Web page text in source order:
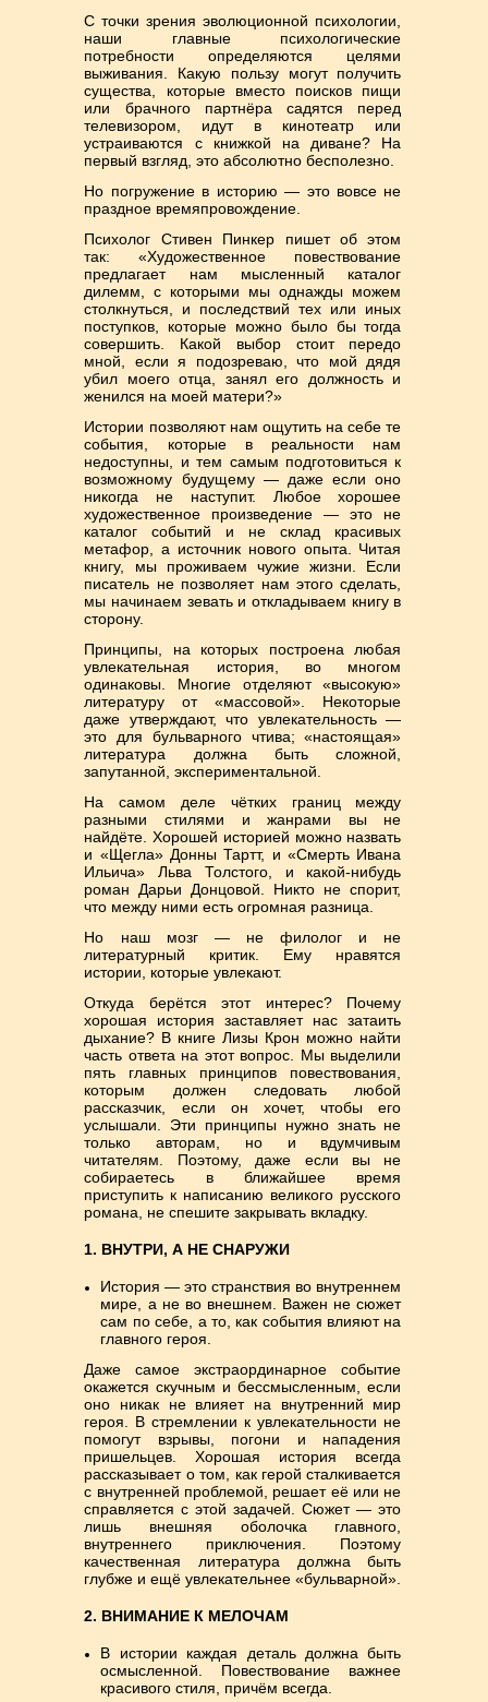
С точки зрения эволюционной психологии,
наши главные психологические
потребности определяются целями
выживания. Какую пользу могут получить
существа, которые вместо поисков пищи
или брачного партнёра садятся перед
телевизором, идут в кинотеатр или
устраиваются с книжкой на диване? На
первый взгляд, это абсолютно бесполезно.
Но погружение в историю — это вовсе не
праздное времяпровождение.
Психолог Стивен Пинкер пишет об этом
так: «Художественное повествование
предлагает нам мысленный каталог
дилемм, с которыми мы однажды можем
столкнуться, и последствий тех или иных
поступков, которые можно было бы тогда
совершить. Какой выбор стоит передо
мной, если я подозреваю, что мой дядя
убил моего отца, занял его должность и
женился на моей матери?»
Истории позволяют нам ощутить на себе те
события, которые в реальности нам
недоступны, и тем самым подготовиться к
возможному будущему — даже если оно
никогда не наступит. Любое хорошее
художественное произведение — это не
каталог событий и не склад красивых
метафор, а источник нового опыта. Читая
книгу, мы проживаем чужие жизни. Если
писатель не позволяет нам этого сделать,
мы начинаем зевать и откладываем книгу в
сторону.
Принципы, на которых построена любая
увлекательная история, во многом
одинаковы. Многие отделяют «высокую»
литературу от «массовой». Некоторые
даже утверждают, что увлекательность —
это для бульварного чтива; «настоящая»
литература должна быть сложной,
запутанной, экспериментальной.
На самом деле чётких границ между
разными стилями и жанрами вы не
найдёте. Хорошей историей можно назвать
и «Щегла» Донны Тартт, и «Смерть Ивана
Ильича» Льва Толстого, и какой-нибудь
роман Дарьи Донцовой. Никто не спорит,
что между ними есть огромная разница.
Но наш мозг — не филолог и не
литературный критик. Ему нравятся
истории, которые увлекают.
Откуда берётся этот интерес? Почему
хорошая история заставляет нас затаить
дыхание? В книге Лизы Крон можно найти
часть ответа на этот вопрос. Мы выделили
пять главных принципов повествования,
которым должен следовать любой
рассказчик, если он хочет, чтобы его
услышали. Эти принципы нужно знать не
только авторам, но и вдумчивым
читателям. Поэтому, даже если вы не
собираетесь в ближайшее время
приступить к написанию великого русского
романа, не спешите закрывать вкладку.
1. ВНУТРИ, А НЕ СНАРУЖИ
История — это странствия во внутреннем
мире, а не во внешнем. Важен не сюжет
сам по себе, а то, как события влияют на
главного героя.
Даже самое экстраординарное событие
окажется скучным и бессмысленным, если
оно никак не влияет на внутренний мир
героя. В стремлении к увлекательности не
помогут взрывы, погони и нападения
пришельцев. Хорошая история всегда
рассказывает о том, как герой сталкивается
с внутренней проблемой, решает её или не
справляется с этой задачей. Сюжет — это
лишь внешняя оболочка главного,
внутреннего приключения. Поэтому
качественная литература должна быть
глубже и ещё увлекательнее «бульварной».
2. ВНИМАНИЕ К МЕЛОЧАМ
В истории каждая деталь должна быть
осмысленной. Повествование важнее
красивого стиля, причём всегда.